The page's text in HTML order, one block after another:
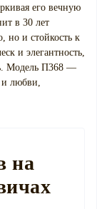
его вечную
в 30 лет
но и стойкость к
и элегантность,
Модель П368 —
и любви,
на